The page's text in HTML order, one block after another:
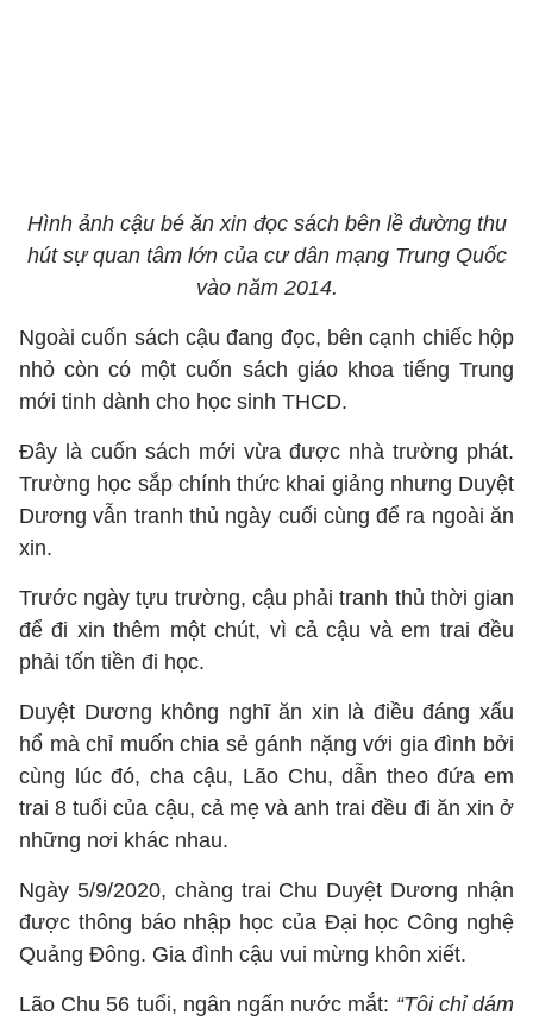
Hình ảnh cậu bé ăn xin đọc sách bên lề đường thu
hút sự quan tâm lớn của cư dân mạng Trung Quốc
vào năm 2014.
Ngoài cuốn sách cậu đang đọc, bên cạnh chiếc hộp
nhỏ còn có một cuốn sách giáo khoa tiếng Trung
mới tinh dành cho học sinh THCD.
Đây là cuốn sách mới vừa được nhà trường phát.
Trường học sắp chính thức khai giảng nhưng Duyệt
Dương vẫn tranh thủ ngày cuối cùng để ra ngoài ăn
xin.
Trước ngày tựu trường, cậu phải tranh thủ thời gian
để đi xin thêm một chút, vì cả cậu và em trai đều
phải tốn tiền đi học.
Duyệt Dương không nghĩ ăn xin là điều đáng xấu
hổ mà chỉ muốn chia sẻ gánh nặng với gia đình bởi
cùng lúc đó, cha cậu, Lão Chu, dẫn theo đứa em
trai 8 tuổi của cậu, cả mẹ và anh trai đều đi ăn xin ở
những nơi khác nhau.
Ngày 5/9/2020, chàng trai Chu Duyệt Dương nhận
được thông báo nhập học của Đại học Công nghệ
Quảng Đông. Gia đình cậu vui mừng khôn xiết.
Lão Chu 56 tuổi, ngân ngấn nước mắt: “Tôi chỉ dám